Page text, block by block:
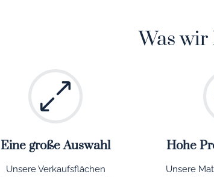
Was
Eine große Auswahl
Unsere Verkaufsflächen
Hohe
Unsere